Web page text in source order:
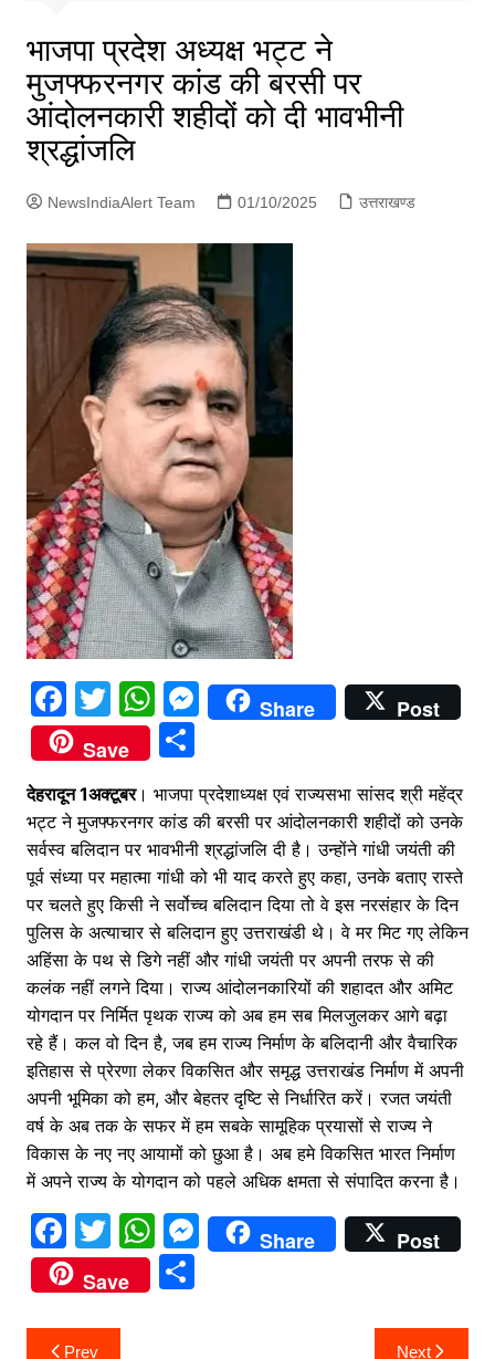
भाजपा प्रदेश अध्यक्ष भट्ट ने
मुजफ्फरनगर कांड की बरसी पर
आंदोलनकारी शहीदों को दी भावभीनी
श्रद्धांजलि
NewsIndiaAlert Team 01/10/2025 उत्तराखण्ड
F
a
c
e
b
o
o
k
T
w
itt
er
W
h
at
s
A
p
p
M
e
s
e
n
g
er
Share
Post
Save
S
ar
e
देहरादून 1अक्टूबर। भाजपा प्रदेशाध्यक्ष एवं राज्यसभा सांसद श्री महेंद्र
भट्ट ने मुजफ्फरनगर कांड की बरसी पर आंदोलनकारी शहीदों को उनके
सर्वस्व बलिदान पर भावभीनी श्रद्धांजलि दी है। उन्होंने गांधी जयंती की
पूर्व संध्या पर महात्मा गांधी को भी याद करते हुए कहा, उनके बताए रास्ते
पर चलते हुए किसी ने सर्वोच्च बलिदान दिया तो वे इस नरसंहार के दिन
पुलिस के अत्याचार से बलिदान हुए उत्तराखंडी थे। वे मर मिट गए लेकिन
अहिंसा के पथ से डिगे नहीं और गांधी जयंती पर अपनी तरफ से की
कलंक नहीं लगने दिया। राज्य आंदोलनकारियों की शहादत और अमिट
योगदान पर निर्मित पृथक राज्य को अब हम सब मिलजुलकर आगे बढ़ा
रहे हैं। कल वो दिन है, जब हम राज्य निर्माण के बलिदानी और वैचारिक
इतिहास से प्रेरणा लेकर विकसित और समृद्ध उत्तराखंड निर्माण में अपनी
अपनी भूमिका को हम, और बेहतर दृष्टि से निर्धारित करें। रजत जयंती
वर्ष के अब तक के सफर में हम सबके सामूहिक प्रयासों से राज्य ने
विकास के नए नए आयामों को छुआ है। अब हमे विकसित भारत निर्माण
में अपने राज्य के योगदान को पहले अधिक क्षमता से संपादित करना है।
F
a
c
e
T
w
itt
er
W
h
at
M
e
Share
Post
Save
S
PostPrev Next